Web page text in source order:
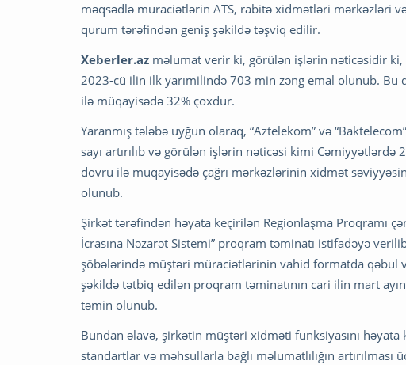
məqsədlə müraciətlərin ATS, rabitə xidmətləri mərkəzləri
qurum tərəfindən geniş şəkildə təşviq edilir.
Xeberler.az məlumat verir ki, görülən işlərin nəticəsidir ki,
2023-cü ilin ilk yarımilində 703 min zəng emal olunub. Bu
ilə müqayisədə 32% çoxdur.
Yaranmış tələbə uyğun olaraq, “Aztelekom” və
sayı artırılıb və görülən işlərin nəticəsi kimi
dövrü ilə müqayisədə çağrı mərkəzlərinin xidmət
olunub.
Şirkət tərəfindən həyata keçirilən Regionlaşma Proqramı
İcrasına Nəzarət Sistemi” proqram təminatı istifadəyə
şöbələrində müştəri müraciətlərinin vahid formatda qəbul
şəkildə tətbiq edilən proqram təminatının cari ilin mart
təmin olunub.
Bundan əlavə, şirkətin müştəri xidməti funksiyasını həyata
standartlar və məhsullarla bağlı məlumatlılığın